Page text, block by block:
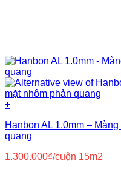
+
Hanbon AL 1.0mm –
quang
1.300.000₫/cuộn 15m2